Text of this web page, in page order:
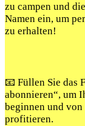
zu campen und
Namen ein, um
zu erhalten!
📧 Füllen Sie das
abonnieren“, um
beginnen und
profitieren.